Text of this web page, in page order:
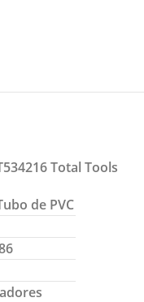
Total Tools
de PVC